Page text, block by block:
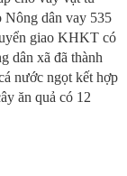
Nông dân vay 535
giao KHKT có
dân xã đã thành
nước ngọt kết hợp
ăn quả có 12